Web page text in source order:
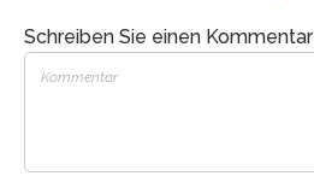
Schreiben Sie einen Kommentar